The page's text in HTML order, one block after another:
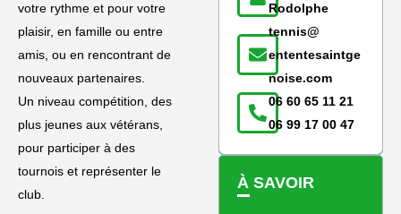
votre rythme et pour votre
plaisir, en famille ou entre
amis, ou en rencontrant de
nouveaux partenaires.
Un niveau compétition, des
plus jeunes aux vétérans,
pour participer à des
tournois et représenter le
club.
Rodolphe
tennis@
ententesaintge
noise.com
06 60 65 11 21
06 99 17 00 47
À SAVOIR